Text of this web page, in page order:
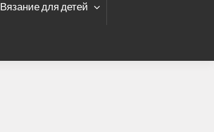
Вязание для детей